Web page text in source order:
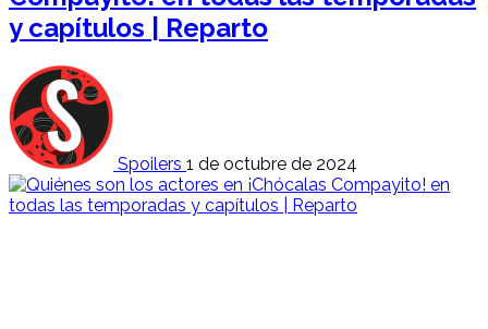
y capítulos | Reparto
Spoilers 1 de octubre de 2024